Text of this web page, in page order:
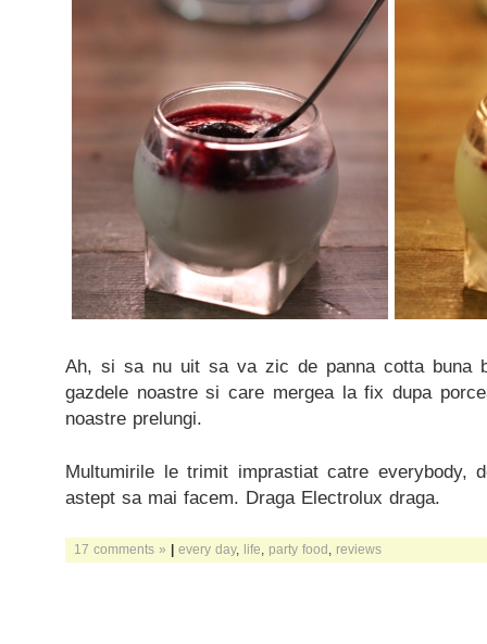
Ah, si sa nu uit sa va zic de panna cotta buna
gazdele noastre si care mergea la fix dupa
noastre prelungi.
Multumirile le trimit imprastiat catre everybody,
astept sa mai facem. Draga Electrolux draga.
17 comments » | every day, life party food reviews